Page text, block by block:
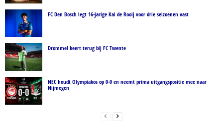
FC Den Bosch legt 16-jarige Kai de Rooij voor drie seizoenen vast
Drommel keert terug bij FC Twente
NEC houdt Olympiakos op 0-0 en neemt prima uitgangspositie mee naar
Nijmegen